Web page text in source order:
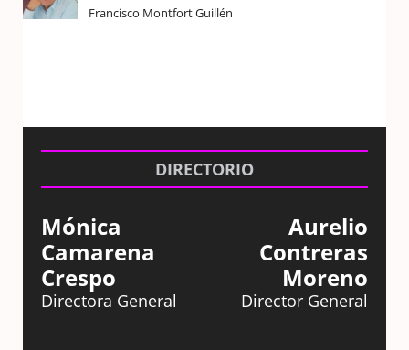
Francisco Montfort Guillén
DIRECTORIO
Mónica
Camarena
Crespo
Directora General
Aurelio
Contreras
Moreno
Director General